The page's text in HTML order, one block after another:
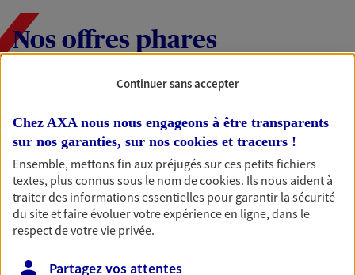
Nos offres phares
Réalisez vos projets grâce à votre épargne : achat
immobilier, études des enfants ou voyage autour
du monde… Épargnez à votre rythme et
simplement, selon votre profil.
Découvrir les offres Épargne
Retraite
Continuer sans accepter
Chez AXA nous nous engageons à être transparents
sur nos garanties, sur nos cookies et traceurs !
Ensemble, mettons fin aux préjugés sur ces petits fichiers
textes, plus connus sous le nom decookies. Ils nous aident à
traiter des informations essentielles pour garantir la sécurité
du site et faire évoluer votre expérience en ligne, dans le
respect de votre vie privée.
Partagez vos attentes